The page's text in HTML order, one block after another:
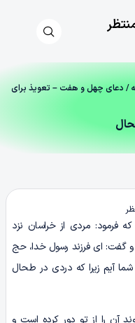
/ دعای چهل‌ و هفت – تعویذ برای
فرمود: مردی از خراسان نزد
گفت: ای فرزند رسول خدا، حج
آیم زیرا که دردی در طحال